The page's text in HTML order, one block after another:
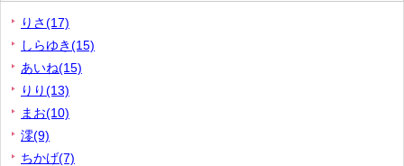
りさ(17)
しらゆき(15)
あいね(15)
りり(13)
まお(10)
澪(9)
ちかげ(7)